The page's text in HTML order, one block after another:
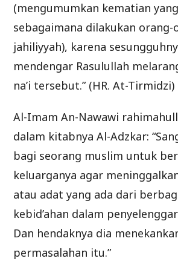
(mengumumkan kematian
sebagaimana dilakukan orang-
jahiliyyah), karena
mendengar Rasulullah
na’i tersebut.” (HR. At-Tirmidzi)
Al-Imam An-Nawawi
dalam kitabnya Al-Adzkar:
bagi seorang muslim untuk
keluarganya agar
atau adat yang ada dari
kebid’ahan dalam
Dan hendaknya dia
permasalahan itu.”